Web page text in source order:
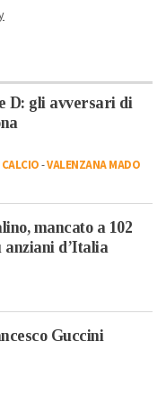
D: gli avversari di
-VALENZANA MADO
mancato a 102
d’Italia
Guccini